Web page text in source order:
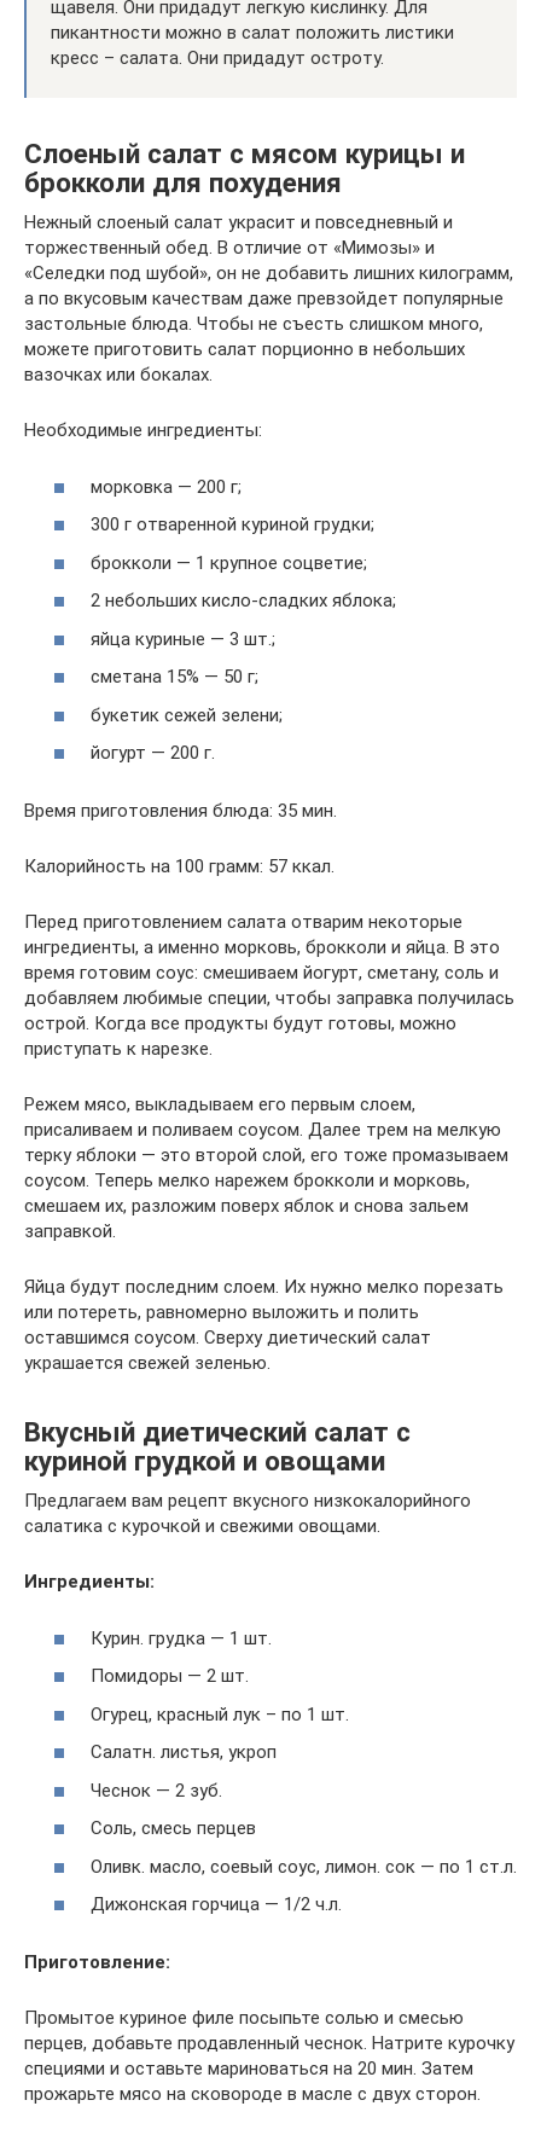
щавеля. Они придадут легкую кислинку. Для
пикантности можно в салат положить листики
кресс – салата. Они придадут остроту.
Слоеный салат с мясом курицы и
брокколи для похудения
Нежный слоеный салат украсит и повседневный и
торжественный обед. В отличие от «Мимозы» и
«Селедки под шубой», он не добавить лишних килограмм,
а по вкусовым качествам даже превзойдет популярные
застольные блюда. Чтобы не съесть слишком много,
можете приготовить салат порционно в небольших
вазочках или бокалах.
Необходимые ингредиенты:
морковка — 200 г;
300 г отваренной куриной грудки;
брокколи — 1 крупное соцветие;
2 небольших кисло-сладких яблока;
яйца куриные — 3 шт.;
сметана 15% — 50 г;
букетик сежей зелени;
йогурт — 200 г.
Время приготовления блюда: 35 мин.
Калорийность на 100 грамм: 57 ккал.
Перед приготовлением салата отварим некоторые
ингредиенты, а именно морковь, брокколи и яйца. В это
время готовим соус: смешиваем йогурт, сметану, соль и
добавляем любимые специи, чтобы заправка получилась
острой. Когда все продукты будут готовы, можно
приступать к нарезке.
Режем мясо, выкладываем его первым слоем,
присаливаем и поливаем соусом. Далее трем на мелкую
терку яблоки — это второй слой, его тоже промазываем
соусом. Теперь мелко нарежем брокколи и морковь,
смешаем их, разложим поверх яблок и снова зальем
заправкой.
Яйца будут последним слоем. Их нужно мелко порезать
или потереть, равномерно выложить и полить
оставшимся соусом. Сверху диетический салат
украшается свежей зеленью.
Вкусный диетический салат с
куриной грудкой и овощами
Предлагаем вам рецепт вкусного низкокалорийного
салатика с курочкой и свежими овощами.
Ингредиенты:
Курин. грудка — 1 шт.
Помидоры — 2 шт.
Огурец, красный лук – по 1 шт.
Салатн. листья, укроп
Чеснок — 2 зуб.
Соль, смесь перцев
Оливк. масло, соевый соус, лимон. сок — по 1 ст.л.
Дижонская горчица — 1/2 ч.л.
Приготовление:
Промытое куриное филе посыпьте солью и смесью
перцев, добавьте продавленный чеснок. Натрите курочку
специями и оставьте мариноваться на 20 мин. Затем
прожарьте мясо на сковороде в масле с двух сторон.